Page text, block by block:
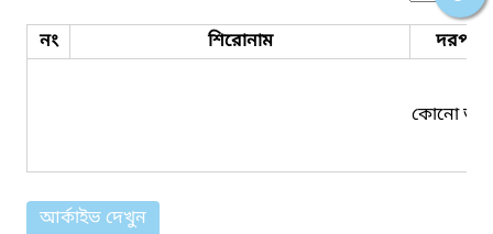
নং শিরোনাম দরপত্র
কোনো তথ্য
আর্কাইভ দেখুন